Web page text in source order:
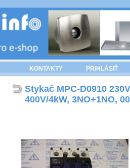
KONTAKTY PRIHLÁSIŤ
Stykač MPC-D0910
400V/4kW, 3NO+1NO,